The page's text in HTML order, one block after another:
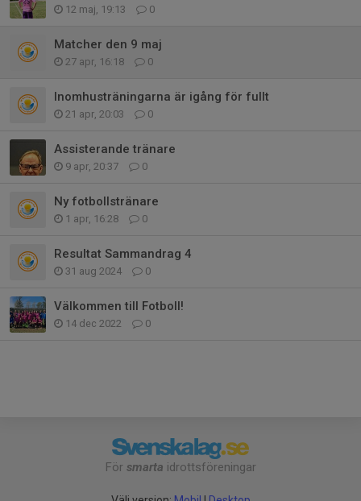
12 maj, 19:13 0
Matcher den 9 maj
27 apr, 16:18 0
Inomhusträningarna är igång för fullt
21 apr, 20:03 0
Assisterande tränare
9 apr, 20:37 0
Ny fotbollstränare
1 apr, 16:28 0
Resultat Sammandrag 4
31 aug 2024 0
Välkommen till Fotboll!
14 dec 2022 0
För smarta idrottsföreningar